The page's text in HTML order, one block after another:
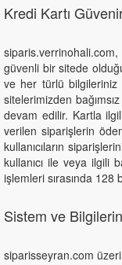
Kredi Kartı
güvenli bir sitede
ve her türlü bilgileriniz
sitelerimizden
devam edilir. Kartla
verilen siparişlerin
kullanıcıların
kullanıcı ile veya ilgili
işlemleri sırasında 128
Sistem ve
siparisseyran.com